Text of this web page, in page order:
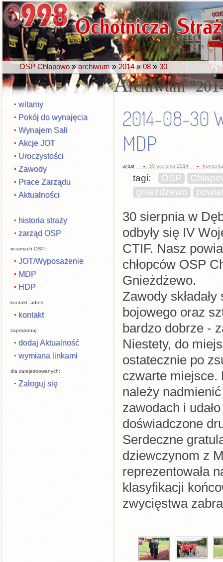
OSP Chłapowo » archiwum » 2014 » 08 » 30
witamy
Pokój do wynajęcia
Wynajem Sali
Akcje JOT
Uroczystości
Zawody
Prace Zarządu
Aktualności
historia straży
zarząd OSP
w ramach OSP:
JOT/Wyposażenie
MDP
HDP
kontakt, adres:
kontakt
zaproponuj:
dodaj Aktualność
wymiana linkami
dla zarejestrowanych:
Zaloguj się
Archiwum
2014-08-30
MDP
artuir 30 sierpnia 2014
tagi: OSP
gnieżdżewo
30 sierpnia w
odbyły się IV
CTIF. Nasz
chłopców OSP
Gnieżdżewo.
Zawody
bojowego oraz
bardzo dobrze -
Niestety, do
ostatecznie po
czwarte miejsce.
należy
zawodach i
doświadczone
Serdeczne
dziewczynom z
reprezentowała
klasyfikacji
zwycięstwa